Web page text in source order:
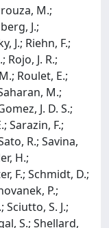
M.;
J.;
J.; Riehn, F.;
Rojo, J. R.;
Roulet, E.;
M.;
J. D. S.;
Sarazin, F.;
R.; Savina,
H.;
F.; Schmidt, D.;
P.;
Sciutto, S. J.;
S.; Shellard,